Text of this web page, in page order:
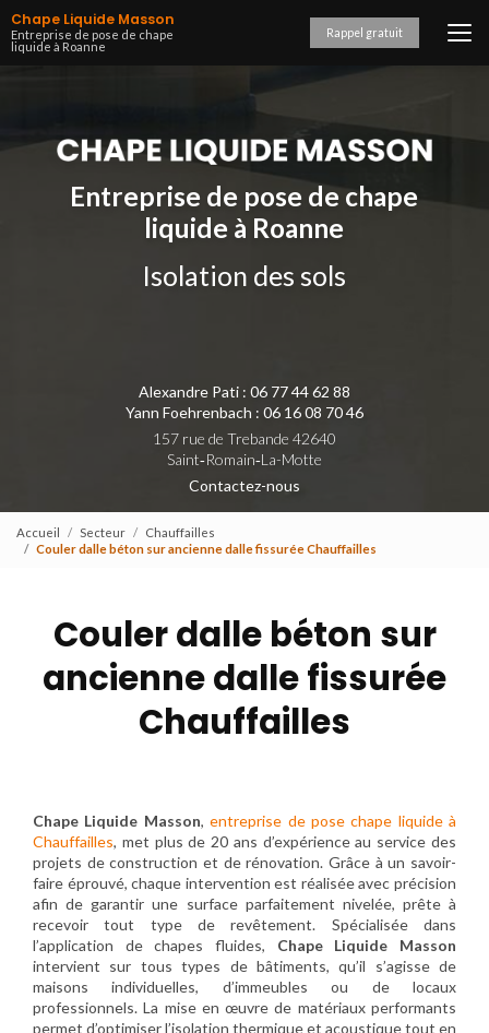
Aller
au
contenu
Chape Liquide Masson
Entreprise de pose de chape
liquide à Roanne
Rappel gratuit
Entreprise de pose de chape
liquide à Roanne
Isolation des sols
Alexandre Pati : 06 77 44 62 88
Yann Foehrenbach : 06 16 08 70 46
157 rue de Trebande 42640
Saint‑Romain‑La-Motte
Contactez-nous
Accueil Secteur
Chauffailles
Couler dalle béton sur ancienne dalle fissurée Chauffailles
Couler dalle béton sur
ancienne dalle fissurée
Chauffailles
Chape Liquide Masson,entreprise de pose chape liquide à
Chauffailles, met plus de 20 ans d’expérience au service des
projets de construction et de rénovation. Grâce à un savoir-
faire éprouvé, chaque intervention est réalisée avec précision
afin de garantir une surface parfaitement nivelée, prête à
recevoir tout type de revêtement. Spécialisée dans
l’application de chapes fluides, Chape Liquide Masson
intervient sur tous types de bâtiments, qu’il s’agisse de
maisons individuelles, d’immeubles ou de locaux
professionnels. La mise en œuvre de matériaux performants
permet d’optimiser l’isolation thermique et acoustique tout en